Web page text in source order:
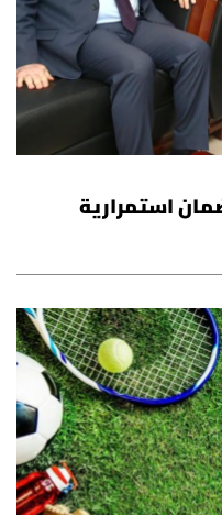
استمرارية